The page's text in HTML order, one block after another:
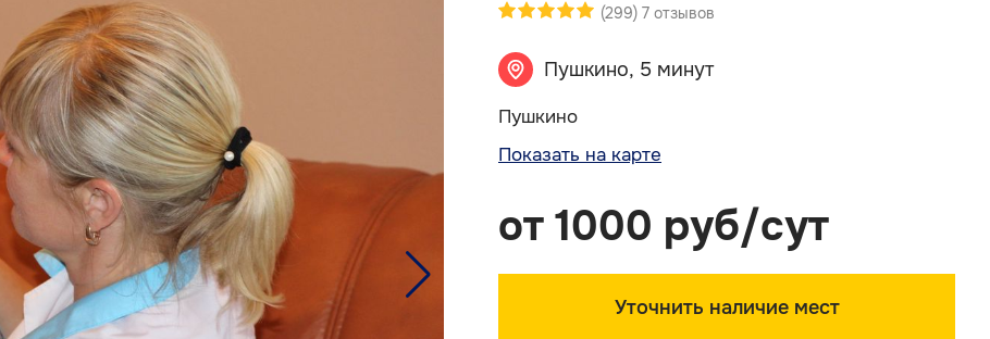
(299) 7 отзывов
Пушкино, 5 минут
Пушкино
Показать на карте
от 1000 руб/сут
Уточнить наличие мест